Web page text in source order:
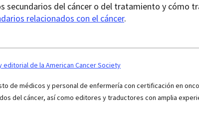
secundarios del cáncer o del tratamiento y cómo
relacionados con el cáncer.
de la American Cancer Society
de médicos y personal de enfermería con certificación en
del cáncer, así como editores y traductores con amplia